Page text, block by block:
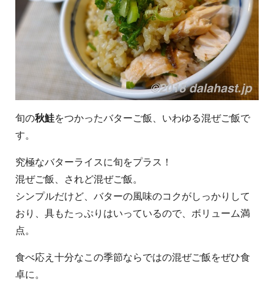
旬の秋鮭をつかったバターご飯、いわゆる混ぜご飯で
す。
究極なバターライスに旬をプラス！
混ぜご飯、されど混ぜご飯。
シンプルだけど、バターの風味のコクがしっかりして
おり、具もたっぷりはいっているので、ボリューム満
点。
食べ応え十分なこの季節ならではの混ぜご飯をぜひ食
卓に。